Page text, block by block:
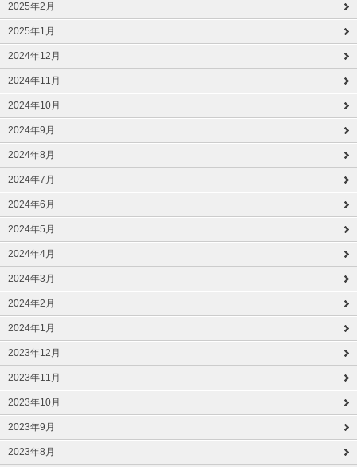
2025年2月
2025年1月
2024年12月
2024年11月
2024年10月
2024年9月
2024年8月
2024年7月
2024年6月
2024年5月
2024年4月
2024年3月
2024年2月
2024年1月
2023年12月
2023年11月
2023年10月
2023年9月
2023年8月